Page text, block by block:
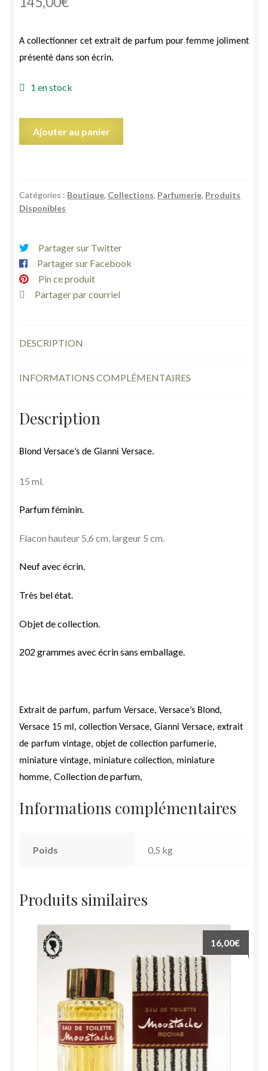
A collectionner cet extrait de parfum pour femme joliment
présenté dans son écrin.
1 en stock
Versace’s
Blond
Gianni
Versace
15
ml
Ajouter au panier
Catégories : Boutique, Collections, Parfumerie, Produits
Disponibles
Partager sur Twitter
Partager sur Facebook
Pin ce produit
Partager par courriel
DESCRIPTION
INFORMATIONS COMPLÉMENTAIRES
Description
Blond Versace’s de Gianni Versace.
15 ml.
Parfum féminin.
Flacon hauteur 5,6 cm, largeur 5 cm.
Neuf avec écrin.
Très bel état.
Objet de collection.
202 grammes avec écrin sans emballage.
Extrait de parfum, parfum Versace, Versace’s Blond,
Versace 15 ml, collection Versace, Gianni Versace, extrait
de parfum vintage, objet de collection parfumerie,
miniature vintage, miniature collection, miniature
homme, Collection de parfum,
Informations complémentaires
Poids 0,5 kg
Produits similaires
16,00€